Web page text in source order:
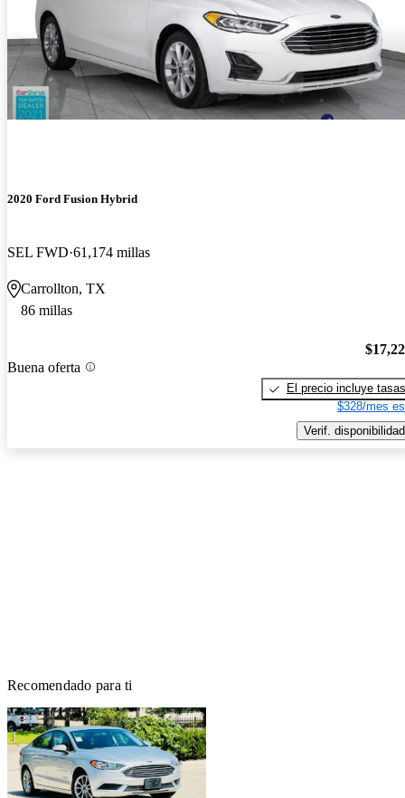
2020 Ford Fusion Hybrid
SEL FWD 61,174 millas
Carrollton, TX
86 millas
Buena oferta
El precio incluye tasas
$328/mes
Verif. disponibilidad
Recomendado para ti